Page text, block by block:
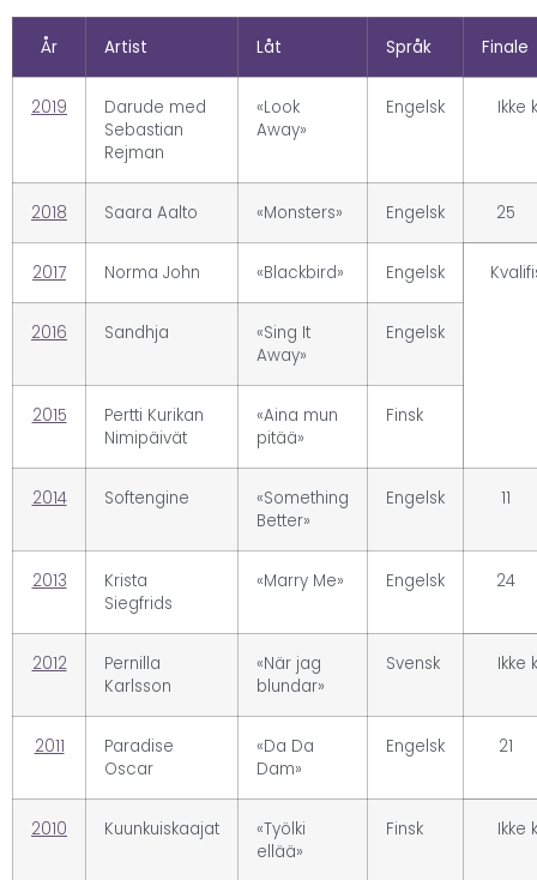
År Artist Låt Språk Finale
2019
Darude med
Sebastian
Rejman
«Look
Away»
Engelsk Ikke
2018 Saara Aalto «Monsters» Engelsk 25
2017 Norma John «Blackbird» Engelsk
2016
Sandhja
«Sing It
Away»
Engelsk
2015
Pertti Kurikan
Nimipäivät
«Aina mun
pitää»
Finsk
2014 Softengine
«Something
Better»
Engelsk 11
2013
Krista
Siegfrids
«Marry Me» Engelsk 24
2012
Pernilla
Karlsson
«När jag
blundar»
Svensk Ikke
2011
Paradise
Oscar
«Da Da
Dam»
Engelsk 21
2010 Kuunkuiskaajat
«Työlki
ellää»
Finsk Ikke